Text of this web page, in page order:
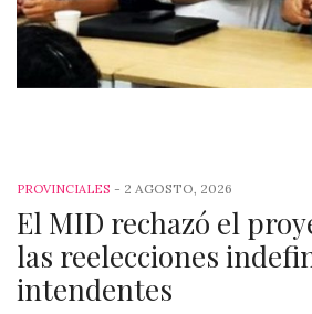
PROVINCIALES - 2 AGOSTO, 2026
El MID rechazó el
las reelecciones
intendentes